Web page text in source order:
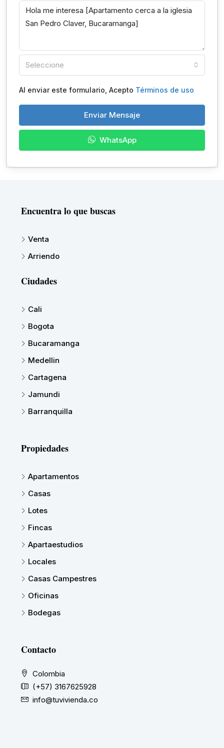
Seleccione
Al enviar este formulario, Acepto Términos de uso
Enviar Mensaje
WhatsApp
Encuentra lo que buscas
Venta
Arriendo
Ciudades
Cali
Bogota
Bucaramanga
Medellin
Cartagena
Jamundi
Barranquilla
Propiedades
Apartamentos
Casas
Lotes
Fincas
Apartaestudios
Locales
Casas Campestres
Oficinas
Bodegas
Contacto
Colombia
(+57) 3167625928
info@tuvivienda.co